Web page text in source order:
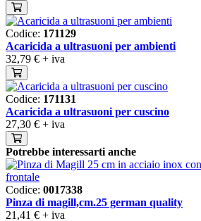
Codice: 171129
Acaricida a ultrasuoni per ambienti
32,79 € + iva
Codice: 171131
Acaricida a ultrasuoni per cuscino
27,30 € + iva
Potrebbe interessarti anche
Codice: 0017338
Pinza di magill,cm.25 german quality
21,41 € + iva